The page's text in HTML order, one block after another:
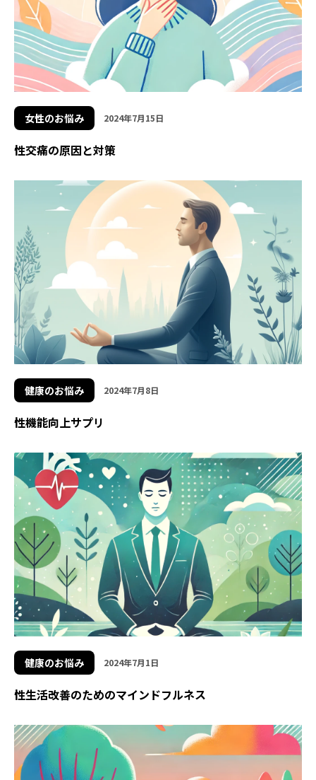
女性のお悩み 2024年7月15日
性交痛の原因と対策
健康のお悩み 2024年7月8日
性機能向上サプリ
健康のお悩み 2024年7月1日
性生活改善のためのマインドフルネス